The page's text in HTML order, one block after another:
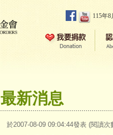
115年
最新消息
於2007-08-09 09:04:44發表 (閱讀次